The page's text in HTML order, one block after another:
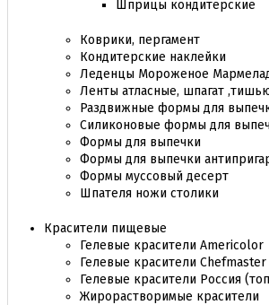
Шприцы кондитерские
Коврики, пергамент
Кондитерские наклейки
Леденцы Мороженое
Ленты атласные, шпагат
Раздвижные формы для
Силиконовые формы для
Формы для выпечки
Формы для выпечки
Формы муссовый десерт
Шпателя ножи столики
Красители пищевые
Гелевые красители Americolor
Гелевые красители Chefmaster
Гелевые красители Россия
Жирорастворимые красители